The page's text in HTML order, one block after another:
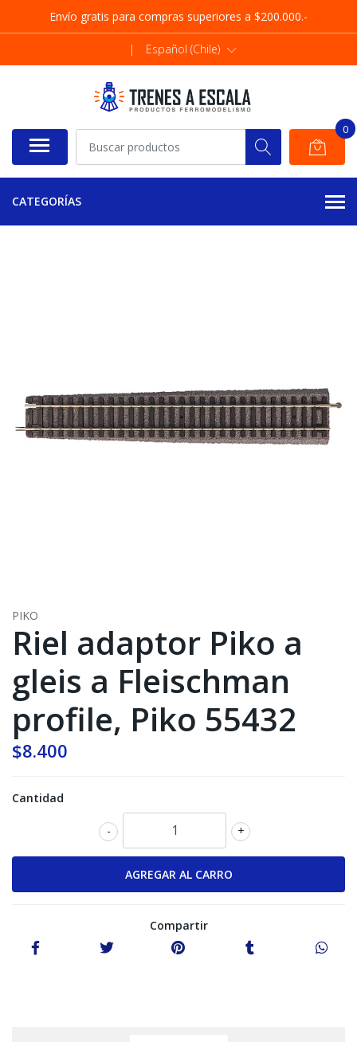
Envío gratis para compras superiores a $200.000.-
| Español (Chile)
0
CATEGORÍAS
PIKO
Riel adaptor Piko a
gleis a Fleischman
profile, Piko 55432
$8.400
Cantidad
+
-
Compartir